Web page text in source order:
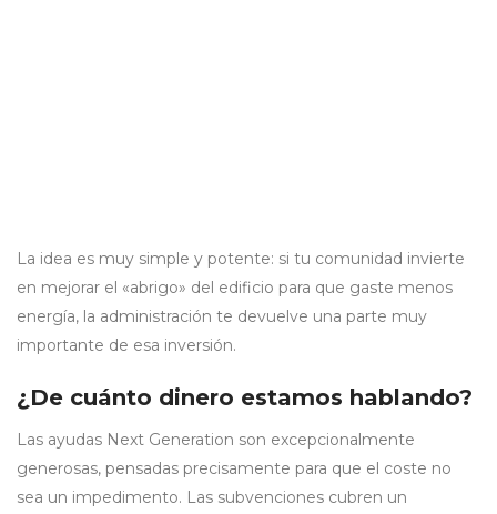
La idea es muy simple y potente: si tu comunidad invierte
en mejorar el «abrigo» del edificio para que gaste menos
energía, la administración te devuelve una parte muy
importante de esa inversión.
¿De cuánto dinero estamos hablando?
Las ayudas Next Generation son excepcionalmente
generosas, pensadas precisamente para que el coste no
sea un impedimento. Las subvenciones cubren un